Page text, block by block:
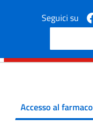
Seguici su
Accesso al farmaco